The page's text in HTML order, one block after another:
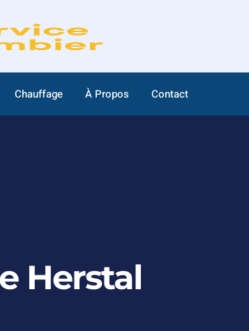
Chauffage À Propos Contact
Herstal